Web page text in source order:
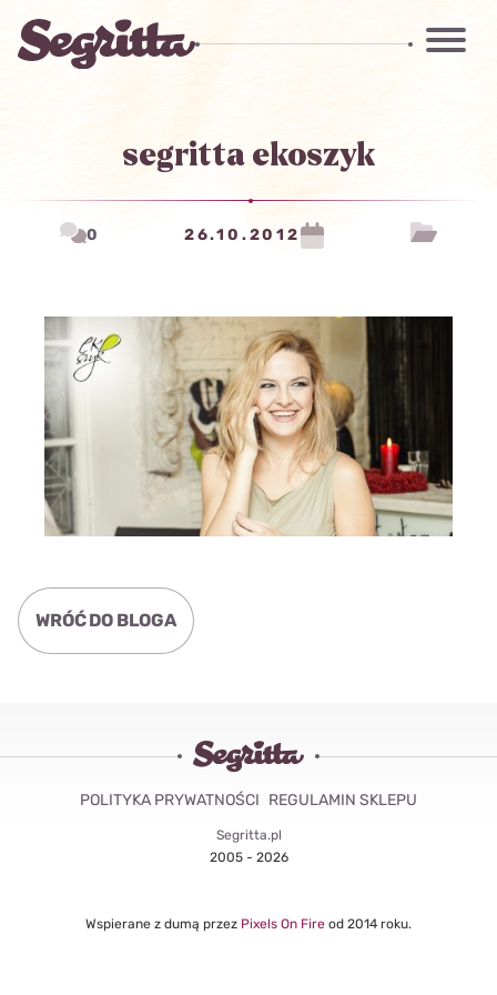
segritta ekoszyk
0 26.10.2012
WRÓĆ DO BLOGA
Segritta.pl
2005 - 2026
POLITYKA PRYWATNOŚCI REGULAMIN SKLEPU
Wspierane z dumą przez Pixels On Fire od 2014 roku.